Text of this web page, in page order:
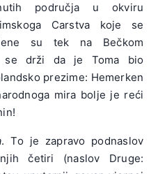
područja u okviru
Carstva koje se
su tek na Bečkom
se drži da je Toma bio
prezime: Hemerken
mira bolje je reći
. To je zapravo podnaslov
četiri (naslov Druge: